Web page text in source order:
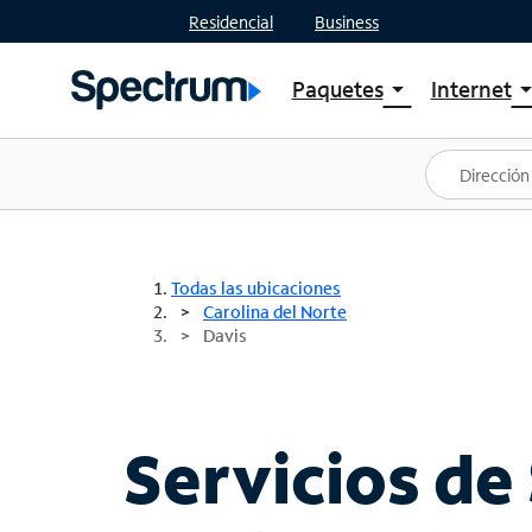
Residencial Business
Paquetesarrow_drop_down
Ver paquetes
Spectrum One
Mejores ofertas
Internetarrow_drop_down
Planes
Todas las ubicaciones
Carolina del Norte
Davis
Servicios